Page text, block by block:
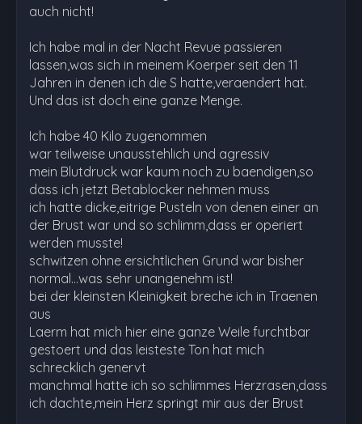
auch nicht!
Ich habe mal in der Nacht Revue passieren
lassen,was sich in meinem Koerper seit den 11
Jahren in denen ich die S hatte,veraendert hat.
Und das ist doch eine ganze Menge.
Ich habe 40 Kilo zugenommen
war teilweise unausstehlich und agressiv
mein Blutdruck war kaum noch zu baendigen,so
dass ich jetzt Betablocker nehmen muss
ich hatte dicke,eitrige Pusteln von denen einer an
der Brust war und so schlimm,dass er operiert
werden musste!
schwitzen ohne ersichtlichen Grund war bisher
normal...was sehr unangenehm ist!
bei der kleinsten Kleinigkeit breche ich in Traenen
aus
Laerm hat mich hier eine ganze Weile furchtbar
gestoert und das leisteste Ton hat mich
schrecklich genervt
manchmal hatte ich so schlimmes Herzrasen,dass
ich dachte,mein Herz springt mir aus der Brust